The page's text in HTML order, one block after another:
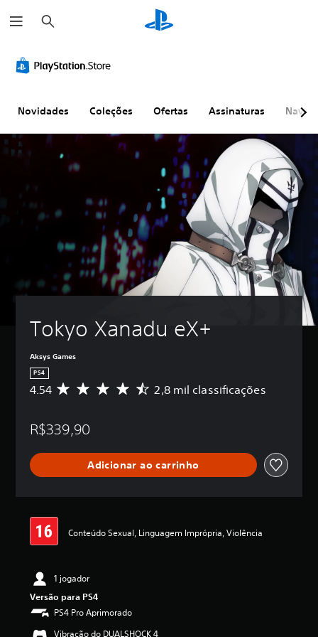
e
s
i
s
Novidades Coleções Ofertas Assinaturas
Tokyo Xanadu eX+
Aksys Games
PS4
D
e
t
r
s
a
a
s
s
4.54 2,8 mil classificações
R$339,90
Adicionar ao carrinho
Conteúdo Sexual, Linguagem Imprópria, Violência
1 jogador
Versão para PS4
PS4 Pro Aprimorado
Vibração do DUALSHOCK 4